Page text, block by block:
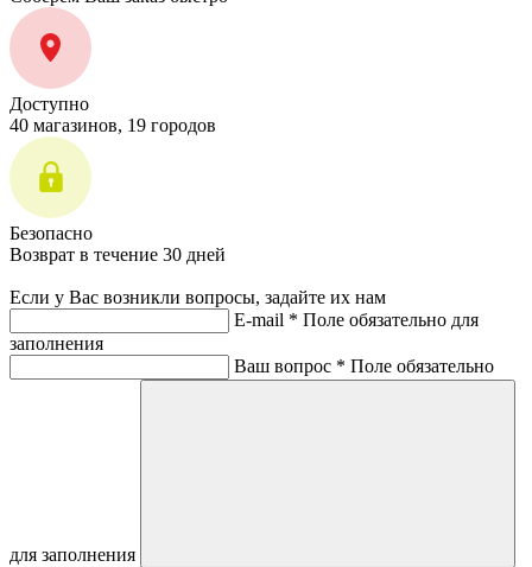
Доступно
40 магазинов, 19 городов
Безопасно
Возврат в течение 30 дней
Если у Вас возникли вопросы, задайте их нам
E-mail * Поле обязательно для
заполнения
Ваш вопрос * Поле обязательно
для заполнения